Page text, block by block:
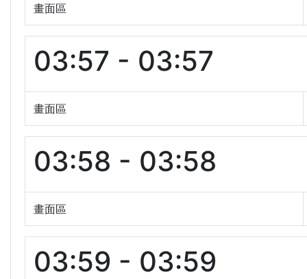
畫面區
03:57 - 03:57
畫面區
03:58 - 03:58
畫面區
03:59 - 03:59